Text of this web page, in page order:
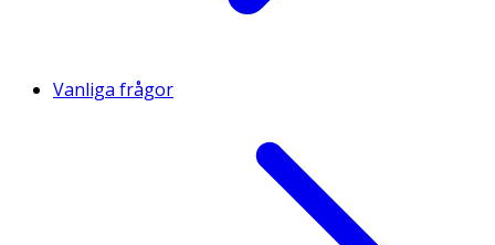
Vanliga frågor